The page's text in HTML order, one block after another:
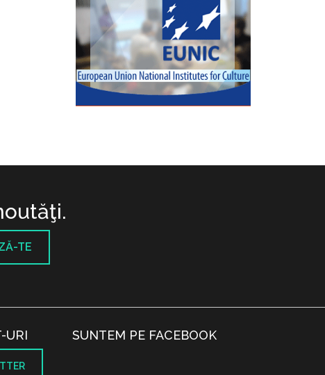
TE
URI SUNTEM PE FACEBOOK